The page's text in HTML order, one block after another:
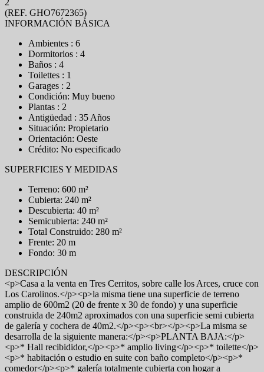
2
(REF. GHO7672365)
INFORMACIÓN BÁSICA
Ambientes : 6
Dormitorios : 4
Baños : 4
Toilettes : 1
Garages : 2
Condición: Muy bueno
Plantas : 2
Antigüedad : 35 Años
Situación: Propietario
Orientación: Oeste
Crédito: No especificado
SUPERFICIES Y MEDIDAS
Terreno: 600 m²
Cubierta: 240 m²
Descubierta: 40 m²
Semicubierta: 240 m²
Total Construido: 280 m²
Frente: 20 m
Fondo: 30 m
DESCRIPCIÓN
<p>Casa a la venta en Tres Cerritos, sobre calle los Arces, cruce con
Los Carolinos.</p><p>la misma tiene una superficie de terreno
amplio de 600m2 (20 de frente x 30 de fondo) y una superficie
construida de 240m2 aproximados con una superficie semi cubierta
de galería y cochera de 40m2.</p><p><br></p><p>La misma se
desarrolla de la siguiente manera:</p><p>PLANTA BAJA:</p>
<p>* Hall recibididor,</p><p>* amplio living</p><p>* toilette</p>
<p>* habitación o estudio en suite con baño completo</p><p>*
comedor</p><p>* galería totalmente cubierta con hogar a